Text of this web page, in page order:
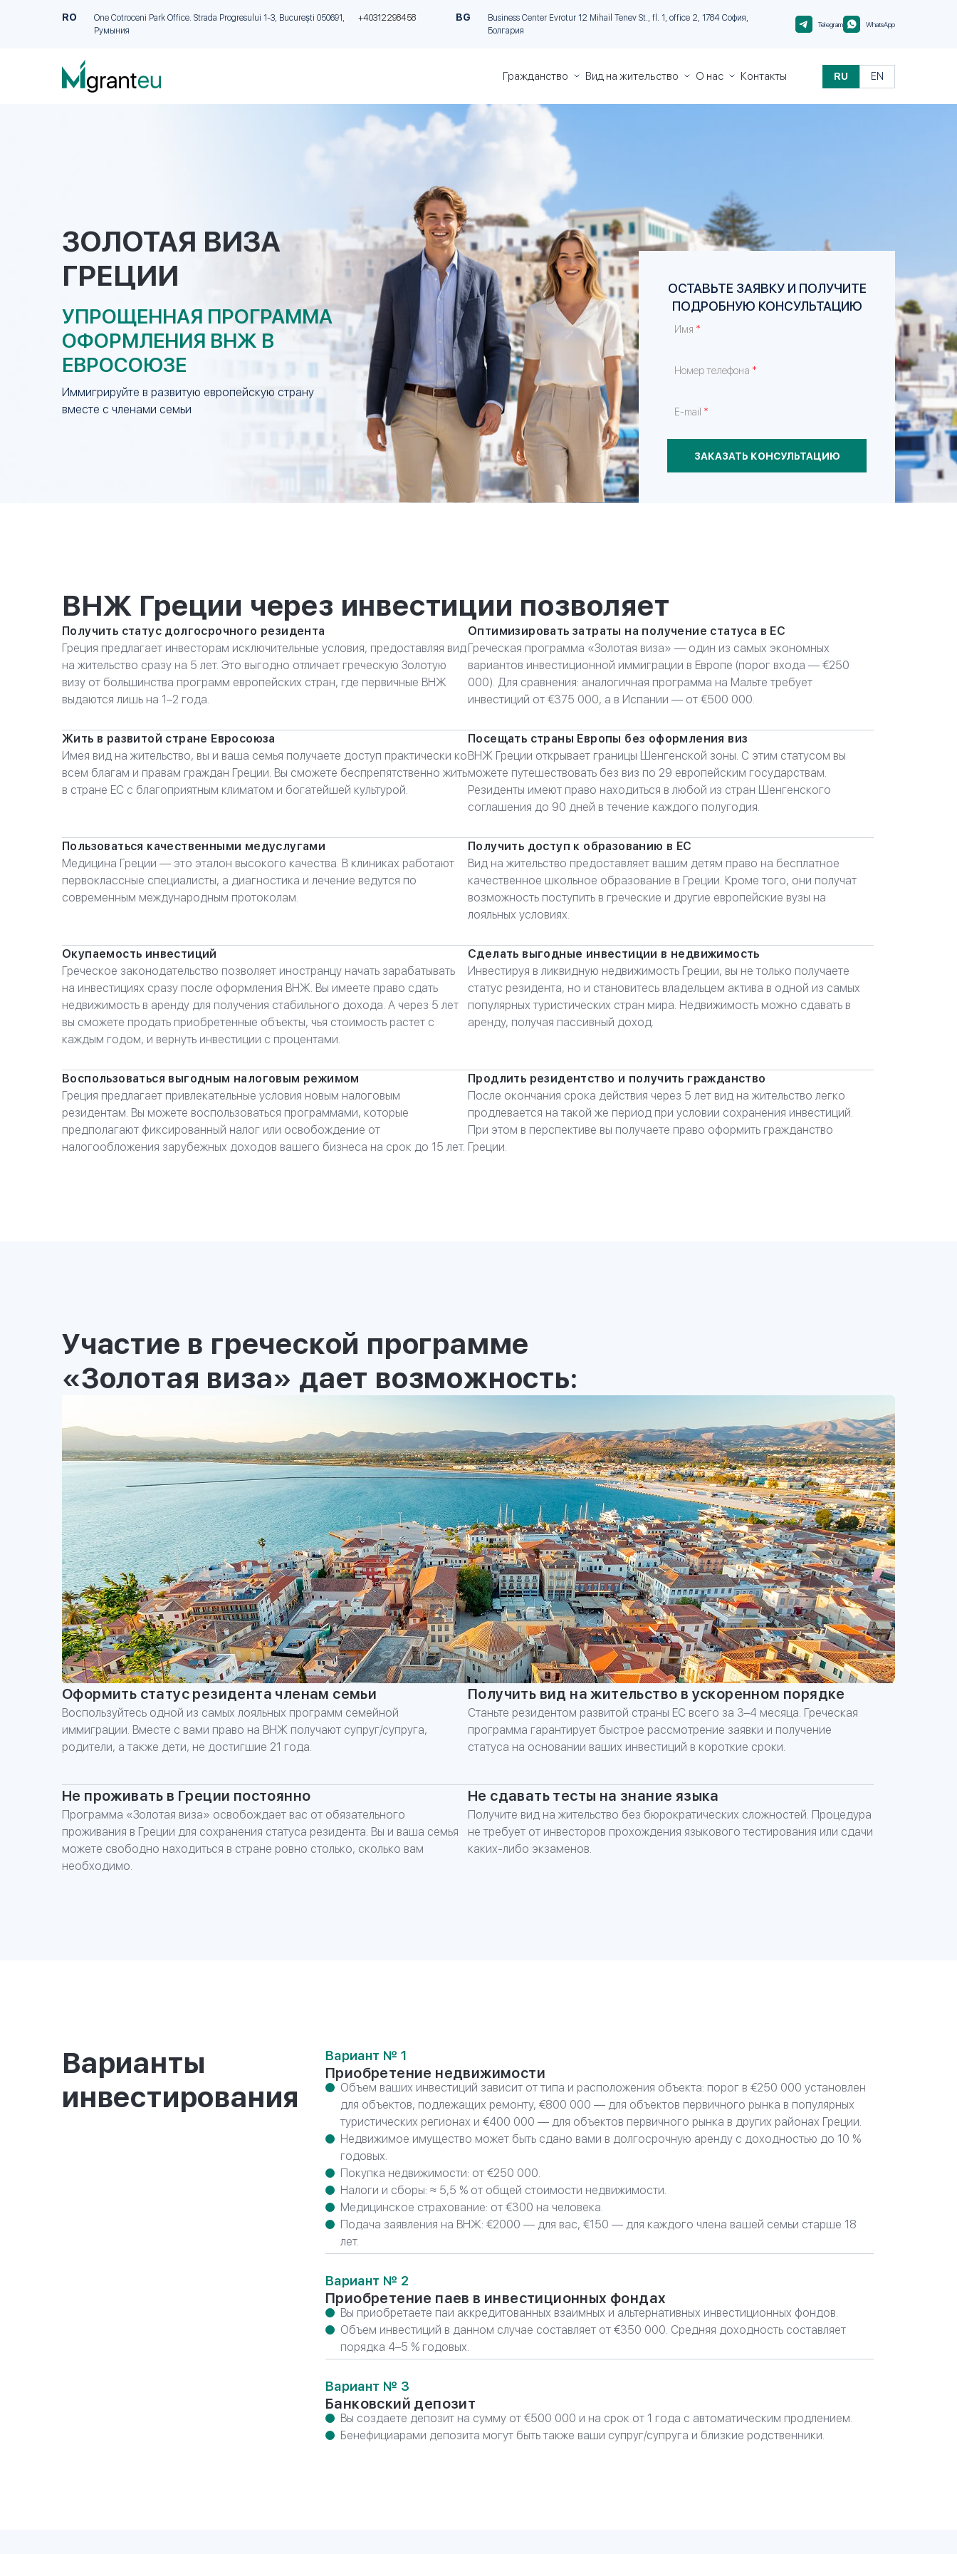
RO
One Cotroceni Park Office. Strada Progresului 1-3, București 050691,
Румыния
+40312298458 BG
Business Center Evrotur 12 Mihail Tenev St., fl. 1, office 2, 1784 София,
Болгария
Telegram WhatsApp
Гражданство
Гражданство
Гражданство
Румынии
Гражданство
Болгарии
Вид на жительство
«Золотая виза»
Португалии
ВНЖ Италии за
инвестиции
О нас Контакты RU EN
ЗОЛОТАЯ ВИЗА
ГРЕЦИИ
УПРОЩЕННАЯ ПРОГРАММА
ОФОРМЛЕНИЯ ВНЖ В
ЕВРОСОЮЗЕ
Иммигрируйте в развитую европейскую страну
вместе с членами семьи
ОСТАВЬТЕ ЗАЯВКУ И ПОЛУЧИТЕ
ПОДРОБНУЮ КОНСУЛЬТАЦИЮ
Имя *
Номер телефона *
E-mail *
ЗАКАЗАТЬ КОНСУЛЬТАЦИЮ
ВНЖ Греции через инвестиции позволяет
Получить статус долгосрочного резидента
Греция предлагает инвесторам исключительные условия, предоставляя вид
на жительство сразу на 5 лет. Это выгодно отличает греческую Золотую
визу от большинства программ европейских стран, где первичные ВНЖ
выдаются лишь на 1–2 года.
Оптимизировать затраты на получение статуса в ЕС
Греческая программа «Золотая виза» — один из самых экономных
вариантов инвестиционной иммиграции в Европе (порог входа — €250
000). Для сравнения: аналогичная программа на Мальте требует
инвестиций от €375 000, а в Испании — от €500 000.
Жить в развитой стране Евросоюза
Имея вид на жительство, вы и ваша семья получаете доступ практически ко
всем благам и правам граждан Греции. Вы сможете беспрепятственно жить
в стране ЕС с благоприятным климатом и богатейшей культурой.
Посещать страны Европы без оформления виз
ВНЖ Греции открывает границы Шенгенской зоны. С этим статусом вы
можете путешествовать без виз по 29 европейским государствам.
Резиденты имеют право находиться в любой из стран Шенгенского
соглашения до 90 дней в течение каждого полугодия.
Пользоваться качественными медуслугами
Медицина Греции — это эталон высокого качества. В клиниках работают
первоклассные специалисты, а диагностика и лечение ведутся по
современным международным протоколам.
Получить доступ к образованию в ЕС
Вид на жительство предоставляет вашим детям право на бесплатное
качественное школьное образование в Греции. Кроме того, они получат
возможность поступить в греческие и другие европейские вузы на
лояльных условиях.
Окупаемость инвестиций
Греческое законодательство позволяет иностранцу начать зарабатывать
на инвестициях сразу после оформления ВНЖ. Вы имеете право сдать
недвижимость в аренду для получения стабильного дохода. А через 5 лет
вы сможете продать приобретенные объекты, чья стоимость растет с
каждым годом, и вернуть инвестиции с процентами.
Сделать выгодные инвестиции в недвижимость
Инвестируя в ликвидную недвижимость Греции, вы не только получаете
статус резидента, но и становитесь владельцем актива в одной из самых
популярных туристических стран мира. Недвижимость можно сдавать в
аренду, получая пассивный доход.
Воспользоваться выгодным налоговым режимом
Греция предлагает привлекательные условия новым налоговым
резидентам. Вы можете воспользоваться программами, которые
предполагают фиксированный налог или освобождение от
налогообложения зарубежных доходов вашего бизнеса на срок до 15 лет.
Продлить резидентство и получить гражданство
После окончания срока действия через 5 лет вид на жительство легко
продлевается на такой же период при условии сохранения инвестиций.
При этом в перспективе вы получаете право оформить гражданство
Греции.
Участие в греческой программе
«Золотая виза» дает возможность:
Оформить статус резидента членам семьи
Воспользуйтесь одной из самых лояльных программ семейной
иммиграции. Вместе с вами право на ВНЖ получают супруг/супруга,
родители, а также дети, не достигшие 21 года.
Получить вид на жительство в ускоренном порядке
Станьте резидентом развитой страны ЕС всего за 3–4 месяца. Греческая
программа гарантирует быстрое рассмотрение заявки и получение
статуса на основании ваших инвестиций в короткие сроки.
Не проживать в Греции постоянно
Программа «Золотая виза» освобождает вас от обязательного
проживания в Греции для сохранения статуса резидента. Вы и ваша семья
можете свободно находиться в стране ровно столько, сколько вам
необходимо.
Не сдавать тесты на знание языка
Получите вид на жительство без бюрократических сложностей. Процедура
не требует от инвесторов прохождения языкового тестирования или сдачи
каких-либо экзаменов.
Варианты
инвестирования
Вариант № 1
Приобретение недвижимости
Объем ваших инвестиций зависит от типа и расположения объекта: порог в €250 000 установлен
для объектов, подлежащих ремонту, €800 000 — для объектов первичного рынка в популярных
туристических регионах и €400 000 — для объектов первичного рынка в других районах Греции.
Недвижимое имущество может быть сдано вами в долгосрочную аренду с доходностью до 10 %
годовых.
Покупка недвижимости: от €250 000.
Налоги и сборы: ≈ 5,5 % от общей стоимости недвижимости.
Медицинское страхование: от €300 на человека.
Подача заявления на ВНЖ: €2000 — для вас, €150 — для каждого члена вашей семьи старше 18
лет.
Вариант № 2
Приобретение паев в инвестиционных фондах
Вы приобретаете паи аккредитованных взаимных и альтернативных инвестиционных фондов.
Объем инвестиций в данном случае составляет от €350 000. Средняя доходность составляет
порядка 4–5 % годовых.
Вариант № 3
Банковский депозит
Вы создаете депозит на сумму от €500 000 и на срок от 1 года с автоматическим продлением.
Бенефициарами депозита могут быть также ваши супруг/супруга и близкие родственники.
КОНСУЛЬТАЦИЯ
СПЕЦИАЛИСТА
Оформление второго паспорта для Вас и Ваших близких,
при персональном сопровождении юристов Migranteu
ЗАПОЛНИТЕ ФОРМУ
Имя*
Номер телефона*
E-mail*
ЗАКАЗАТЬ КОНСУЛЬТАЦИЮ